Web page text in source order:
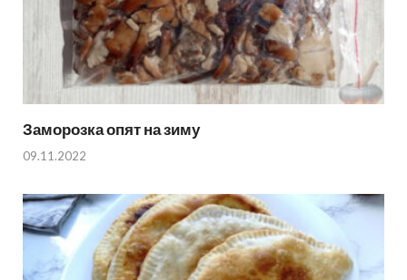
Заморозка опят на зиму
09.11.2022